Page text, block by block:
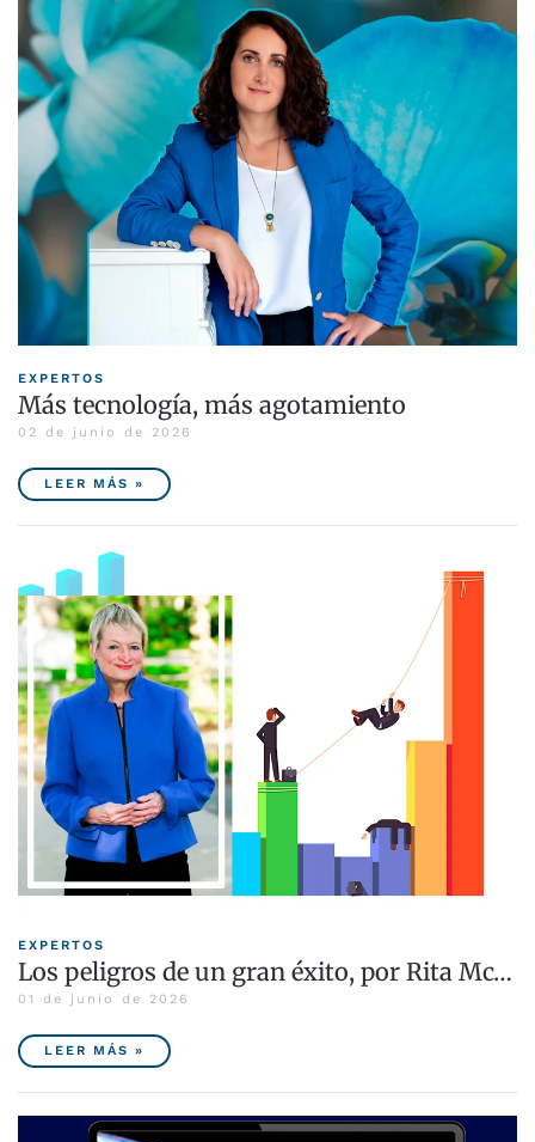
EXPERTOS
Más tecnología, más agotamiento
02 de junio de 2026
LEER MÁS »
EXPERTOS
Los peligros de un gran éxito, por Rita Mc…
01 de junio de 2026
LEER MÁS »